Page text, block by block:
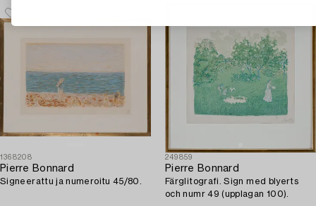
1368208
Pierre Bonnard
Signeerattu ja numeroitu 45/80.
249859
Pierre Bonnard
Färglitografi. Sign med blyerts
och numr 49 (upplagan 100).